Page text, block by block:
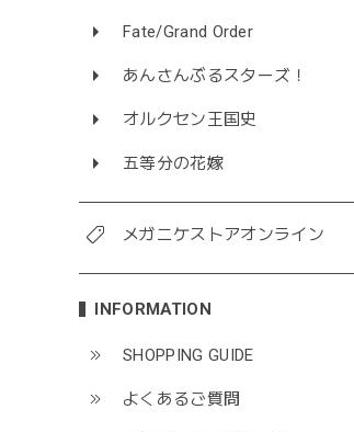
Fate/Grand Order
あんさんぶるスターズ！
オルクセン王国史
五等分の花嫁
メガニケストアオンライン
INFORMATION
SHOPPING GUIDE
よくあるご質問